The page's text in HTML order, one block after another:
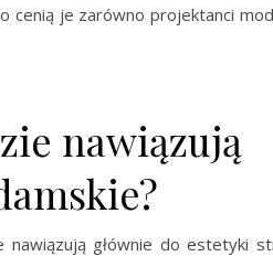
cenią je zarówno projektanci
nawiązują
nawiązują głównie do estetyki